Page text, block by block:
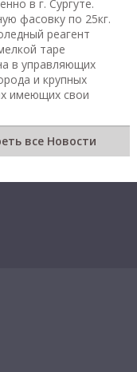
в г. Сургуте.
фасовку по 25кг.
реагент
таре
в управляющих
и крупных
имеющих свои
все Новости